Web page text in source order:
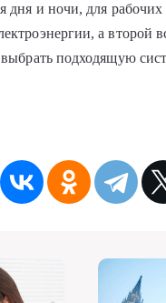
дня и ночи, для
а второй
подходящую